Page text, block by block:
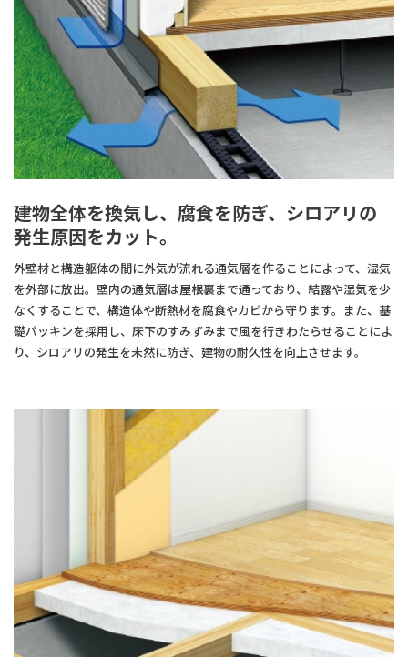
建物全体を換気し、腐食を防ぎ、シロアリの
発生原因をカット。
外壁材と構造躯体の間に外気が流れる通気層を作ることによって、湿気
を外部に放出。壁内の通気層は屋根裏まで通っており、結露や湿気を少
なくすることで、構造体や断熱材を腐食やカビから守ります。また、基
礎パッキンを採用し、床下のすみずみまで風を行きわたらせることによ
り、シロアリの発生を未然に防ぎ、建物の耐久性を向上させます。